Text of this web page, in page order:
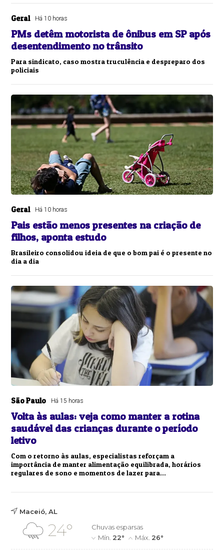
Geral Há 10 horas
PMs detêm motorista de ônibus em SP após
desentendimento no trânsito
Para sindicato, caso mostra truculência e despreparo dos
policiais
Geral Há 10 horas
Pais estão menos presentes na criação de
filhos, aponta estudo
Brasileiro consolidou ideia de que o bom pai é o presente no
dia a dia
São Paulo Há 15 horas
Volta às aulas: veja como manter a rotina
saudável das crianças durante o período
letivo
Com o retorno às aulas, especialistas reforçam a
importância de manter alimentação equilibrada, horários
regulares de sono e momentos de lazer para...
Maceió, AL
24°
Chuvas esparsas
Mín. 22° Máx. 26°